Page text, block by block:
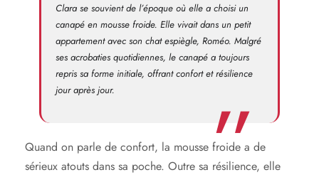
Clara se souvient de l’époque où elle a choisi un
canapé en mousse froide. Elle vivait dans un petit
appartement avec son chat espiègle, Roméo. Malgré
ses acrobaties quotidiennes, le canapé a toujours
repris sa forme initiale, offrant confort et résilience
jour après jour.
Quand on parle de confort, la mousse froide a de
sérieux atouts dans sa poche. Outre sa résilience, elle